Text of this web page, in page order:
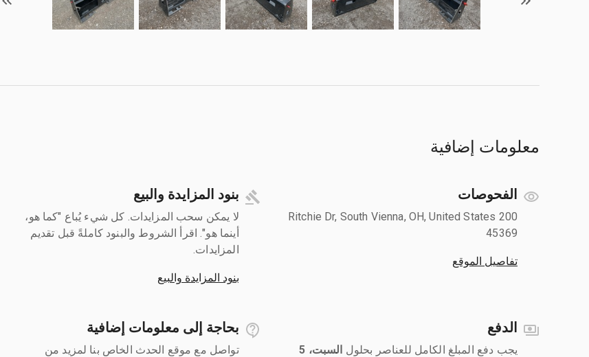
معلومات إضافية
الفحوصات
200 Ritchie Dr, South Vienna, OH, United States
45369
تفاصيل الموقع
بنود المزايدة والبيع
لا يمكن سحب المزايدات. كل شيء يُباع "كما هو،
أينما هو". اقرأ الشروط والبنود كاملةً قبل تقديم
المزايدات.
بنود المزايدة والبيع
الدفع
يجب دفع المبلغ الكامل للعناصر بحلول ‎
السبت، 5
بحاجة إلى معلومات إضافية
تواصل مع موقع الحدث الخاص بنا لمزيد من